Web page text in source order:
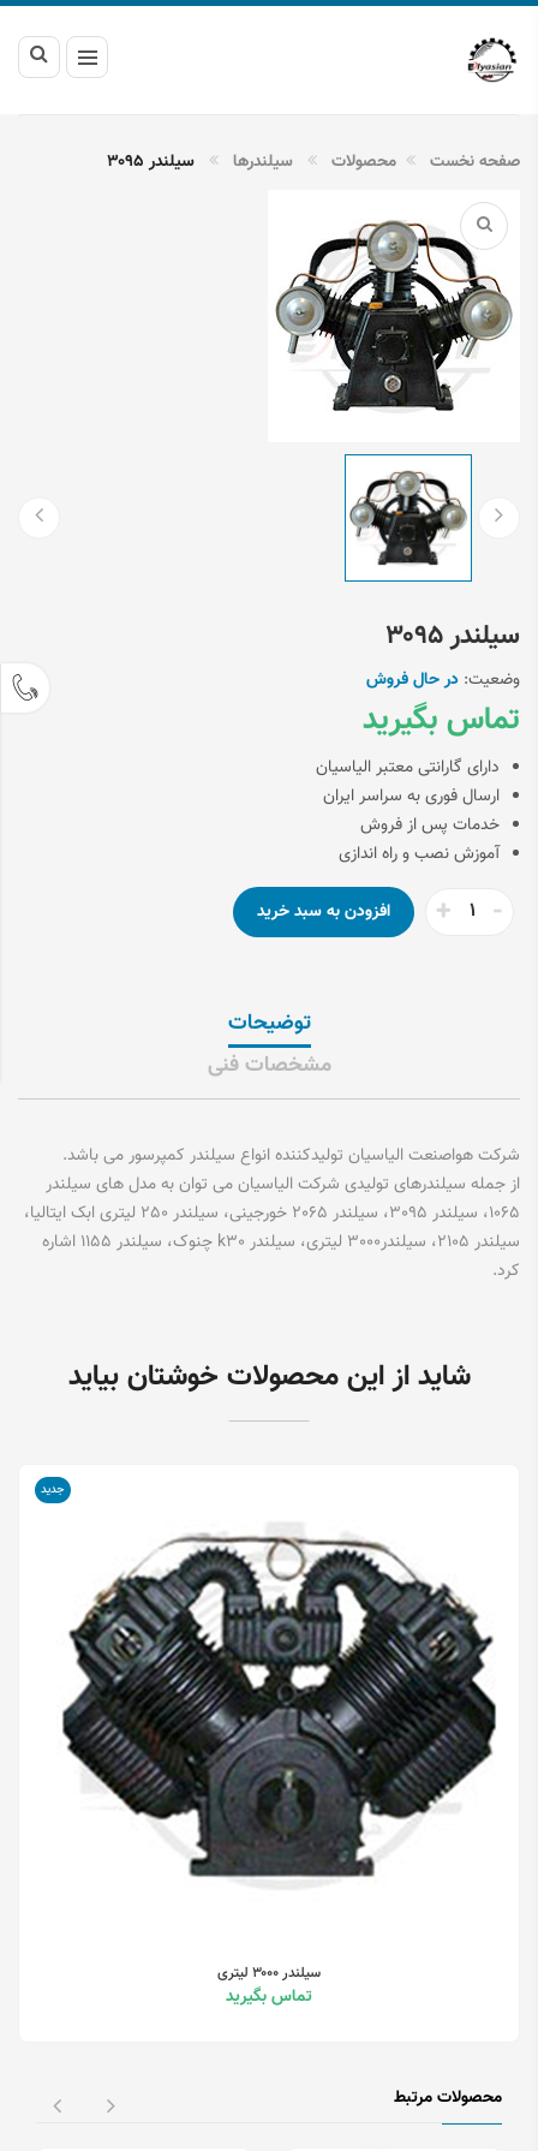
صفحه نخست محصولات سیلندرها سیلندر ۳۰۹۵
سیلندر ۳۰۹۵
وضعیت: در حال فروش
تماس بگیرید
دارای گارانتی معتبر الیاسیان
ارسال فوری به سراسر ایران
خدمات پس از فروش
آموزش نصب و راه اندازی
-
+
توضیحات
مشخصات فنی
شرکت هواصنعت الیاسیان تولیدکننده انواع سیلندر کمپرسور می باشد.
از جمله سیلندرهای تولیدی شرکت الیاسیان می توان به مدل های سیلندر
1065، سیلندر 3095، سیلندر 2065 خورجینی ، سیلندر 250 لیتری ابک ایتالیا
،
سیلندر 2105
، سیلندر3000 لیتری ، سیلندر k30 چنوک، سیلندر 1155
اشاره
کرد.
شاید از این محصولات خوشتان بیاید
جدید
سیلندر ۳۰۰۰ لیتری
تماس بگیرید
محصولات مرتبط